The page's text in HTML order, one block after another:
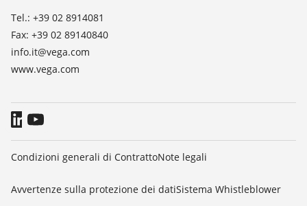
Tel.: +39 02 8914081
Fax: +39 02 89140840
info.it@vega.com
www.vega.com
Condizioni generali di ContrattoNote legali
Avvertenze sulla protezione dei datiSistema Whistleblower